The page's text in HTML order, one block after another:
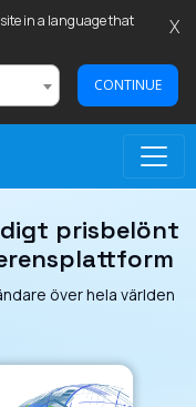
in a language that
CONTINUE
X
prisbelönt
över hela världen